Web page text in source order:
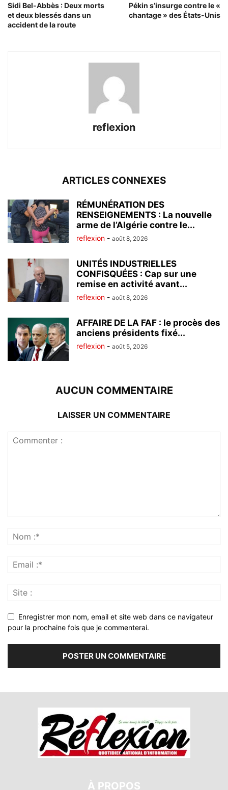
Sidi Bel-Abbès : Deux morts
et deux blessés dans un
accident de la route
Pékin s’insurge contre le «
chantage » des États-Unis
reflexion
ARTICLES CONNEXES
RÉMUNÉRATION DES
RENSEIGNEMENTS : La nouvelle
arme de l’Algérie contre le...
reflexion - août 8, 2026
UNITÉS INDUSTRIELLES
CONFISQUÉES : Cap sur une
remise en activité avant...
reflexion - août 8, 2026
AFFAIRE DE LA FAF : le procès des
anciens présidents fixé...
reflexion - août 5, 2026
AUCUN COMMENTAIRE
LAISSER UN COMMENTAIRE
Enregistrer mon nom, email et site web dans ce navigateur
pour la prochaine fois que je commenterai.
À PROPOS